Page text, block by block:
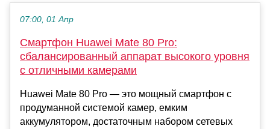
07:00, 01 Апр
Смартфон Huawei Mate 80 Pro:
сбалансированный аппарат высокого уровня
с отличными камерами
Huawei Mate 80 Pro — это мощный смартфон с
продуманной системой камер, емким
аккумулятором, достаточным набором сетевых